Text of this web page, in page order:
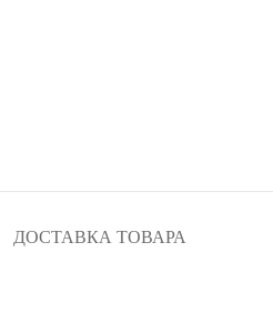
ДОСТАВКА ТОВАРА